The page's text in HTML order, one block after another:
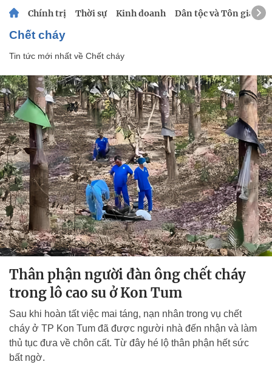
Chính trị Thời sự Kinh doanh Dân tộc và Tôn giáo
Chết cháy
Tin tức mới nhất về Chết cháy
Thân phận người đàn ông chết cháy
trong lô cao su ở Kon Tum
Sau khi hoàn tất việc mai táng, nạn nhân trong vụ chết
cháy ở TP Kon Tum đã được người nhà đến nhận và làm
thủ tục đưa về chôn cất. Từ đây hé lộ thân phận hết sức
bất ngờ.